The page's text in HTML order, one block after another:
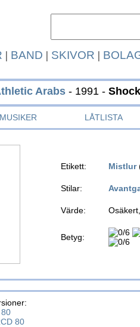
| BAND | SKIVOR |
Arabs - 1991 -
MUSIKER LÅTLISTA
Etikett: Mistlur
Stilar:
Värde:
Betyg:
80